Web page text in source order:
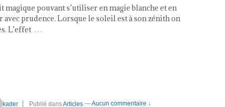
pouvant s’utiliser en magie blanche et en
prudence. Lorsque le soleil est à son zénith on
L’effet …
kader Publié dansArticles —Aucun commentaire ↓